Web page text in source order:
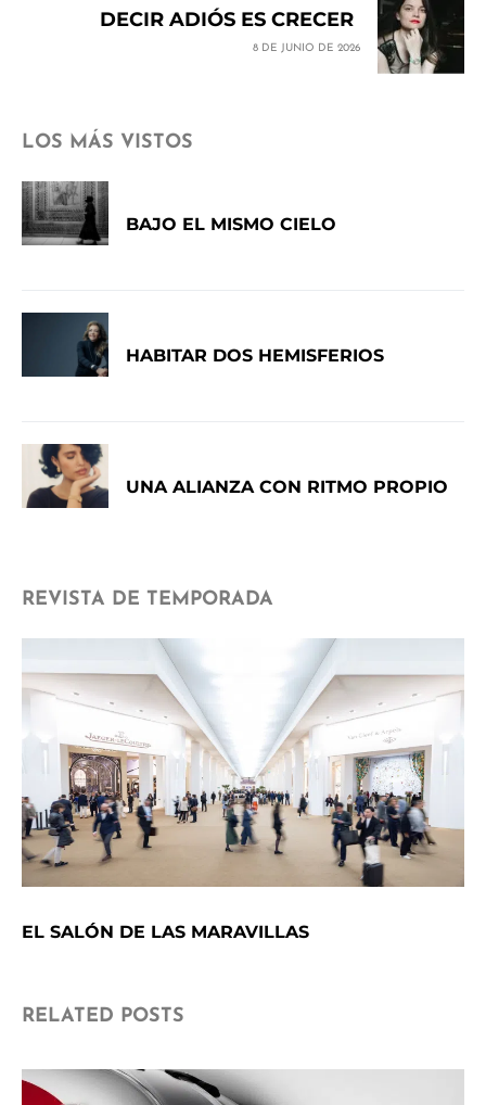
DECIR ADIÓS ES CRECER
8 DE JUNIO DE 2026
LOS MÁS VISTOS
BAJO EL MISMO CIELO
HABITAR DOS HEMISFERIOS
UNA ALIANZA CON RITMO PROPIO
REVISTA DE TEMPORADA
EL SALÓN DE LAS MARAVILLAS
RELATED POSTS